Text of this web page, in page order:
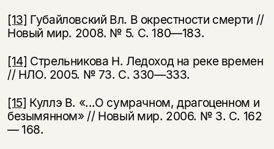
[13] Губайловский Вл. В окрестности смерти //
Новый мир. 2008. № 5. С. 180—183.
[14] Стрельникова Н. Ледоход на реке времен
// НЛО. 2005. № 73. С. 330—333.
[15] Куллэ В. «...О сумрачном, драгоценном и
безымянном» // Новый мир. 2006. № 3. С. 162
— 168.